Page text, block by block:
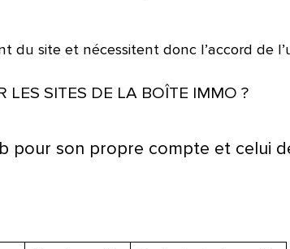
site et nécessitent donc l’accord de
LES SITES DE LA BOÎTE IMMO ?
pour son propre compte et celui